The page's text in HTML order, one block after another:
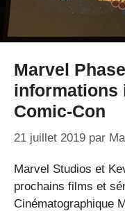
Marvel
informations
Comic-Con
21 juillet 2019 par
Marvel Studios et
prochains films et
Cinématographique